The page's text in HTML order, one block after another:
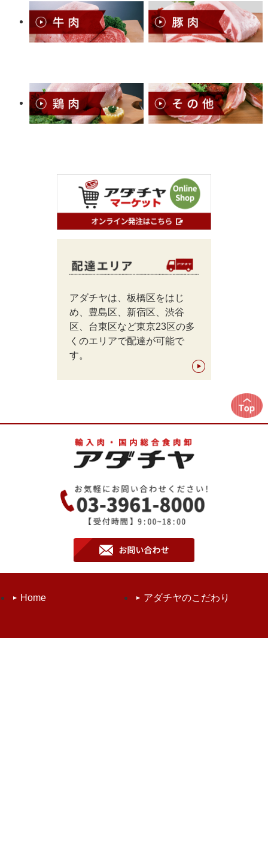
アダチヤは、板橋区をはじ
め、豊島区、新宿区、渋谷
区、台東区など東京23区の多
くのエリアで配達が可能で
す。
Home アダチヤのこだわり